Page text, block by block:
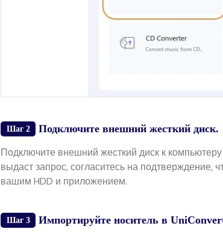
Шаг 2 Подключите внешний жесткий диск.
Подключите внешний жесткий диск к
выдаст запрос, согласитесь на
вашим HDD и приложением.
Шаг 3 Импортируйте носитель в